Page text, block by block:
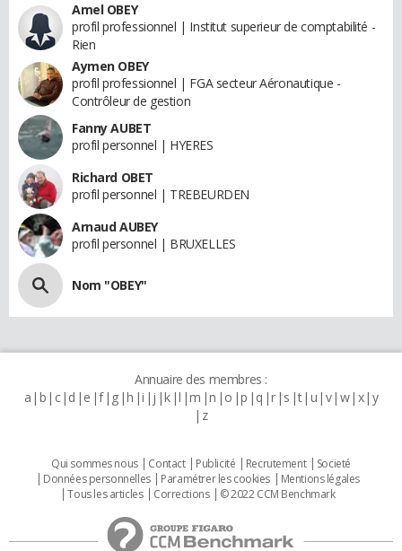
Amel OBEY
profil professionnel | Institut superieur de comptabilité -
Rien
Aymen OBEY
profil professionnel | FGA secteur Aéronautique -
Contrôleur de gestion
Fanny AUBET
profil personnel | HYERES
Richard OBET
profil personnel | TREBEURDEN
Arnaud AUBEY
profil personnel | BRUXELLES
Nom "OBEY"
Annuaire des membres :
a b c d e f g h i j k l m n o p q r s t u v w x y
z
Qui sommes nous Contact Publicité Recrutement
Societé
Données personnelles
Paramétrer les cookies
Mentions légales
Tous les articles
Corrections © 2022 CCM Benchmark